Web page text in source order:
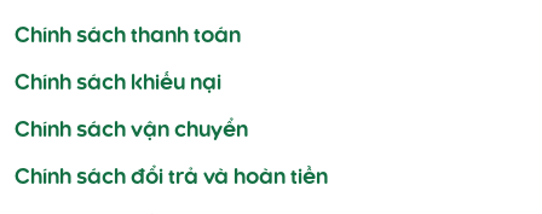
Chính sách thanh toán
Chính sách khiếu nại
Chính sách vận chuyển
Chính sách đổi trả và hoàn tiền